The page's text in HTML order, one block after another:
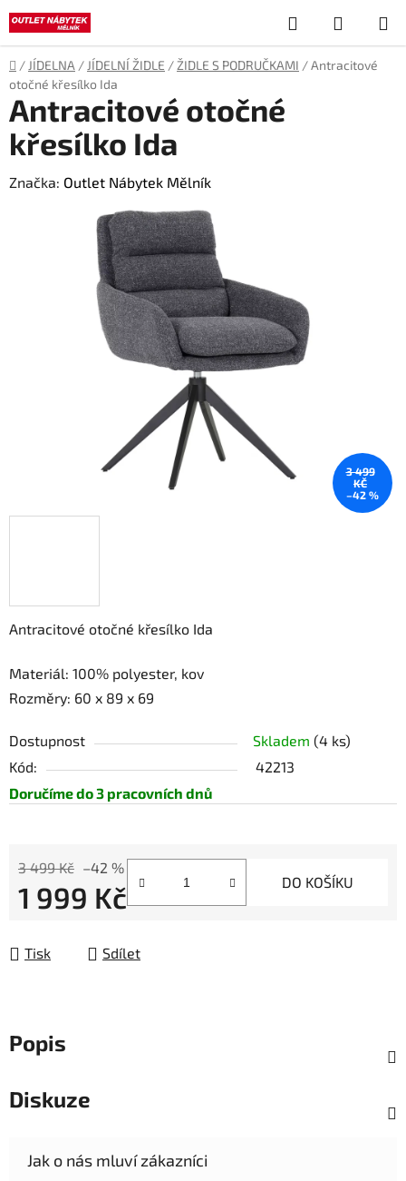
Přejít
na
obsah
Hledat
KOŠÍK
Domů
/ JÍDELNA / JÍDELNÍ ŽIDLE / ŽIDLE S PODRUČKAMI /Antracitové
otočné křesílko Ida
Antracitové otočné křesílko Ida
Materiál: 100% polyester, kov
Rozměry: 60 x 89 x 69
Dostupnost Skladem (4 ks)
Kód:
42213
Doručíme do 3 pracovních dnů
3 499 Kč –42 %
1 999 Kč DO KOŠÍKU
Tisk Sdílet
Antracitové otočné
křesílko Ida
Značka: Outlet Nábytek Mělník
3 499
KČ
–42 %
Popis
Diskuze